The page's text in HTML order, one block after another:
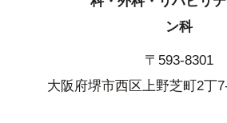
ン科
〒593-8301
大阪府堺市西区上野芝町2